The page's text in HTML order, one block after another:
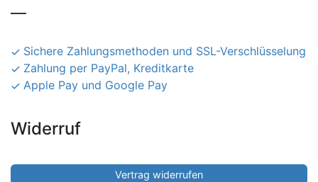
Sichere Zahlungsmethoden und SSL-Verschlüsselung
Zahlung per PayPal, Kreditkarte
Apple Pay und Google Pay
Widerruf
Vertrag widerrufen